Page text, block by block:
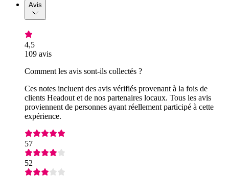
Avis
4,5
109 avis
Comment les avis sont-ils collectés ?
Ces notes incluent des avis vérifiés provenant à la fois de
clients Headout et de nos partenaires locaux. Tous les avis
proviennent de personnes ayant réellement participé à cette
expérience.
57
52